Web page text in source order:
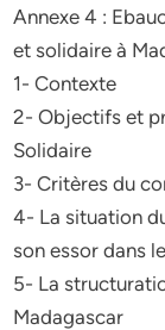
Annexe 4 :
et solidaire à
1- Contexte
2- Objectifs et
Solidaire
3- Critères du
4- La situation
son essor dans
5- La
Madagascar